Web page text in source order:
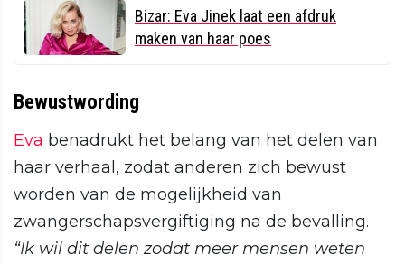
Bizar: Eva Jinek laat een afdruk
maken van haar poes
Bewustwording
Eva benadrukt het belang van het delen van
haar verhaal, zodat anderen zich bewust
worden van de mogelijkheid van
zwangerschapsvergiftiging na de bevalling.
“Ik wil dit delen zodat meer mensen weten